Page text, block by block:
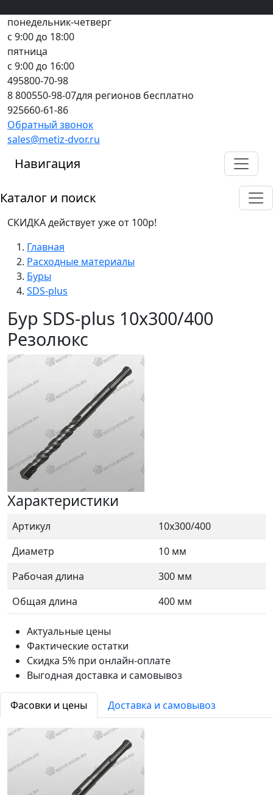
понедельник-четверг
с 9:00 до 18:00
пятница
с 9:00 до 16:00
495800-70-98
8 800550-98-07для регионов бесплатно
925660-61-86
Обратный звонок
sales@metiz-dvor.ru
Навигация
Каталог и поиск
СКИДКА действует уже от 100р!
Главная
Расходные материалы
Буры
SDS-plus
Бур SDS-plus 10х300/400
Резолюкс
Характеристики
Артикул
10х300/400
Диаметр
10 мм
Рабочая длина
300 мм
Общая длина
400 мм
Актуальные цены
Фактические остатки
Скидка 5% при онлайн-оплате
Выгодная доставка и самовывоз
Фасовки и цены Доставка и самовывоз